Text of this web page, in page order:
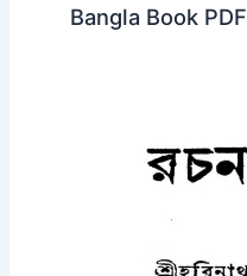
Bangla Book PDF